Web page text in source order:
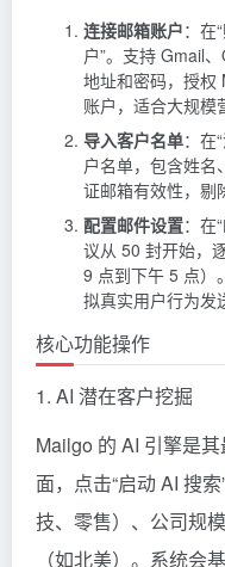
连接邮箱账户：在
户”。支持 Gmail
地址和密码，授权
账户，适合大规模
导入客户名单：在
户名单，包含姓名
证邮箱有效性，剔
配置邮件设置：在
议从 50 封开始，
9 点到下午 5 点）
拟真实用户行为发
核心功能操作
1. AI 潜在客户挖掘
Mailgo 的 AI 引擎是
面，点击“启动 AI 搜
技、零售）、公司规
（如北美）。系统会